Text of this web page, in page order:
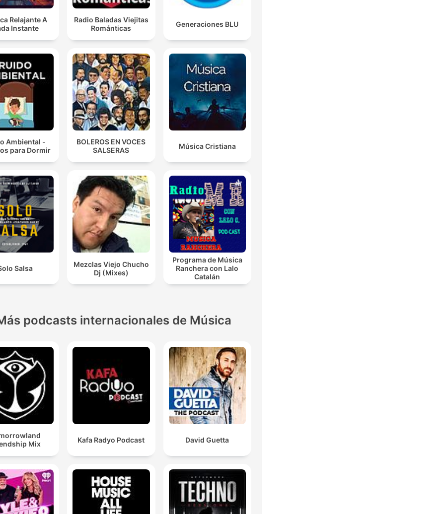
Relajante A
Instante
Radio Baladas Viejitas
Románticas
Generaciones BLU
Ambiental -
para Dormir
BOLEROS EN VOCES
SALSERAS
Música Cristiana
Salsa
Mezclas Viejo Chucho
Dj (Mixes)
Programa de Música
Ranchera con Lalo
Catalán
podcasts internacionales de Música
Mix
Kafa Radyo Podcast David Guetta